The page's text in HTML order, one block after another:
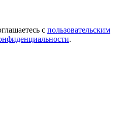
с пользовательским
.